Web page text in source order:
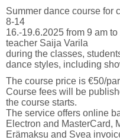
Summer dance course for
8-14
16.-19.6.2025 from 9 am
teacher Saija Varila
during the classes,
dance styles, including
The course price is €50/
Course fees will be
the course starts.
The service offers online
Electron and MasterCard,
Erämaksu and Svea